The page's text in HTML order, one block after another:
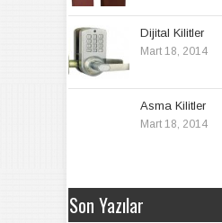
Dijital Kilitler
Mart 18, 2014
Asma Kilitler
Mart 18, 2014
Son Yazılar